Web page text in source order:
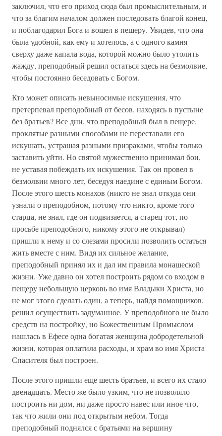
заключил, что его приход сюда был промыслительным, и
что за благим началом должен последовать благой конец,
и поблагодарил Бога и вошел в пещеру. Увидев, что она
была удобной, как ему и хотелось, а с одного камня
сверху даже капала вода, которой можно было утолить
жажду, преподобный решил остаться здесь на безмолвие,
чтобы постоянно беседовать с Богом.
Кто может описать невыносимые искушения, что
претерпевал преподобный от бесов, находясь в пустыне
без братьев? Все дни, что преподобный был в пещере,
проклятые разными способами не переставали его
искушать, устрашая разными призраками, чтобы только
заставить уйти. Но святой мужественно принимал бои,
не уставая побеждать их искушения. Так он провел в
безмолвии много лет, беседуя наедине с единым Богом.
После этого шесть монахов (никто не знал откуда они
узнали о преподобном, потому что никто, кроме того
старца, не знал, где он подвизается, а старец тот, по
просьбе преподобного, никому этого не открывал)
пришли к нему и со слезами просили позволить остаться
жить вместе с ним. Видя их сильное желание,
преподобный принял их и дал им правила монашеской
жизни. Уже давно он хотел построить рядом со входом в
пещеру небольшую церковь во имя Владыки Христа, но
не мог этого сделать один, а теперь, найдя помощников,
решил осуществить задуманное. У преподобного не было
средств на постройку, но Божественным Промыслом
нашлась в Ефесе одна богатая женщина добродетельной
жизни, которая оплатила расходы, и храм во имя Христа
Спасителя был построен.
После этого пришли еще шесть братьев, и всего их стало
двенадцать. Место же было узким, что не позволяло
построить ни дом, ни даже просто навес или иное что,
так что жили они под открытым небом. Тогда
преподобный поднялся с братьями на вершину